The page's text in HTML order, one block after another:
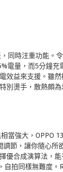
同時注重功能。
電量，而5分鐘充
效益來支援。雖
別燙手，散熱頗
當強大，OPPO
調節，讓你隨心所
優合成演算法，
自拍同樣無難度